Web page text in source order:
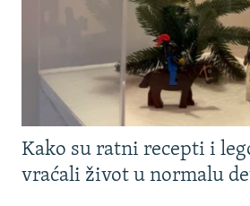
Kako su ratni recepti i
vraćali život u normalu